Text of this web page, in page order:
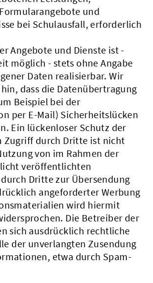
und
bei Schulausfall, erforderlich
Angebote und Dienste ist -
möglich - stets ohne Angabe
Daten realisierbar. Wir
dass die Datenübertragung
Beispiel bei der
per E-Mail) Sicherheitslücken
Ein lückenloser Schutz der
Zugriff durch Dritte ist nicht
von im Rahmen der
veröffentlichten
Dritte zur Übersendung
angeforderter Werbung
wird hiermit
Die Betreiber der
sich ausdrücklich rechtliche
der unverlangten Zusendung
etwa durch Spam-